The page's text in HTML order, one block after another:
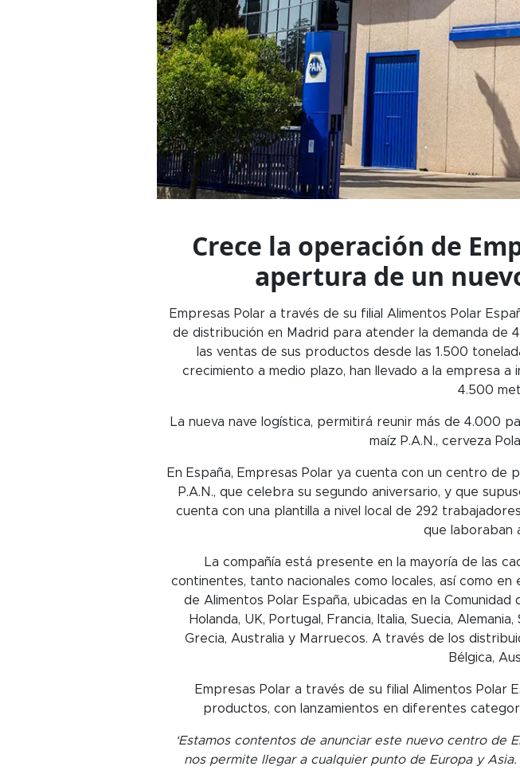
Crece la operación de
apertura de un
Empresas Polar a través de su filial Alimentos Polar
de distribución en Madrid para atender la demanda de
las ventas de sus productos desde las 1.500
crecimiento a medio plazo, han llevado a la empresa
4.500
La nueva nave logística, permitirá reunir más de 4.000
maíz P.A.N., cerveza
En España, Empresas Polar ya cuenta con un centro
P.A.N., que celebra su segundo aniversario, y que
cuenta con una plantilla a nivel local de 292
que laboraban
La compañía está presente en la mayoría de las
continentes, tanto nacionales como locales, así como
de Alimentos Polar España, ubicadas en la
Holanda, UK, Portugal, Francia, Italia, Suecia,
Grecia, Australia y Marruecos. A través de los
Bélgica,
Empresas Polar a través de su filial Alimentos Polar
productos, con lanzamientos en diferentes
‘Estamos contentos de anunciar este nuevo centro de
nos permite llegar a cualquier punto de Europa y